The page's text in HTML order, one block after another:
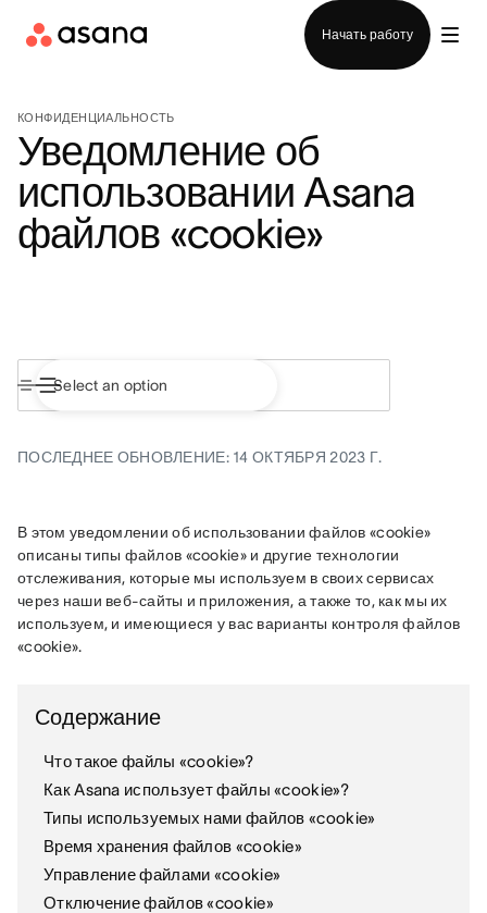
Начать работу
КОНФИДЕНЦИАЛЬНОСТЬ
Уведомление об
использовании Asana
файлов «cookie»
ПОСЛЕДНЕЕ ОБНОВЛЕНИЕ: 14 ОКТЯБРЯ 2023 Г.
В этом уведомлении об использовании файлов «cookie»
описаны типы файлов «cookie» и другие технологии
отслеживания, которые мы используем в своих сервисах
через наши веб-сайты и приложения, а также то, как мы их
используем, и имеющиеся у вас варианты контроля файлов
«cookie».
Содержание
Что такое файлы «cookie»?
Как Asana использует файлы «cookie»?
Типы используемых нами файлов «cookie»
Время хранения файлов «cookie»
Управление файлами «cookie»
Отключение файлов «cookie»